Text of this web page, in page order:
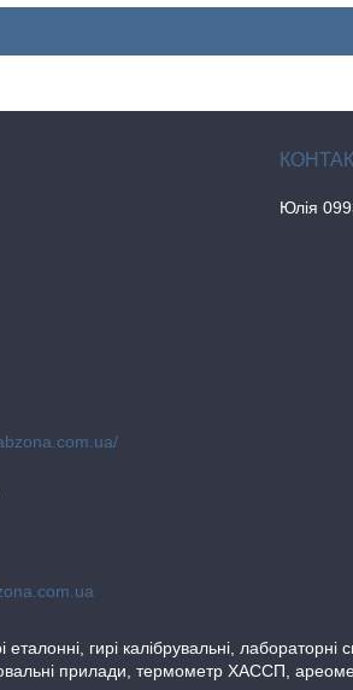
Юлія
гирі калібрувальні,
прилади, термометр ХАССП,